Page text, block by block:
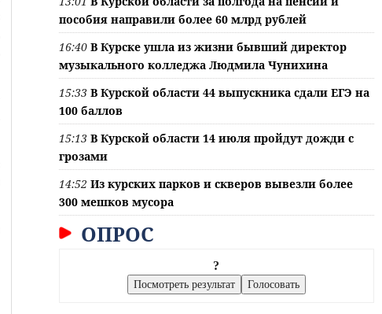
пособия направили более 60 млрд рублей
16:40 В Курске ушла из жизни бывший директор
музыкального колледжа Людмила Чунихина
15:33 В Курской области 44 выпускника сдали ЕГЭ на
100 баллов
15:13 В Курской области 14 июля пройдут дожди с
грозами
14:52 Из курских парков и скверов вывезли более
300 мешков мусора
ОПРОС
?